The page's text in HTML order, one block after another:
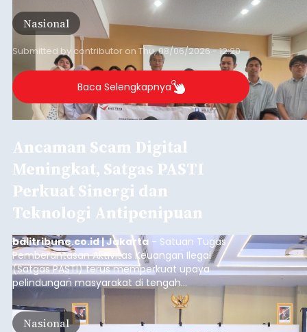
skala internasional di Distributed Systems
Laboratory, Okayama University, Jepang.
Nasional
Submitted by contributor on Thu, 08/06/2026 - 12:20
Baca Selengkapnya
Ancaman Scam Digital
Meningkat, Satgas PASTI
Perkuat Sinergi dan
Teknologi Antipenipuan
balitribune.co.id | Jakarta - Satuan Tugas
Pemberantasan Aktivitas Keuangan Ilegal
(Satgas PASTI) terus memperkuat upaya
pelindungan masyarakat di tengah
meningkatnya ancaman penipuan digital yang
semakin kompleks.
Nasional